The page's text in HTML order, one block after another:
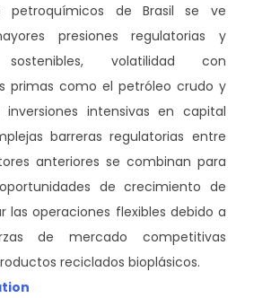
petroquímicos de Brasil se ve
presiones regulatorias y
sostenibles, volatilidad con
primas como el petróleo crudo y
intensivas en capital
barreras regulatorias entre
anteriores se combinan para
de crecimiento de
las operaciones flexibles debido a
de mercado competitivas
reciclados bioplásicos.